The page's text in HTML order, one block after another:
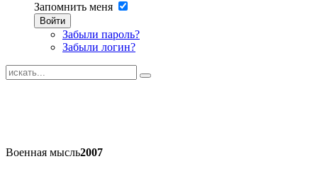
Запомнить меня
Войти
Забыли пароль?
Забыли логин?
Военная мысль2007